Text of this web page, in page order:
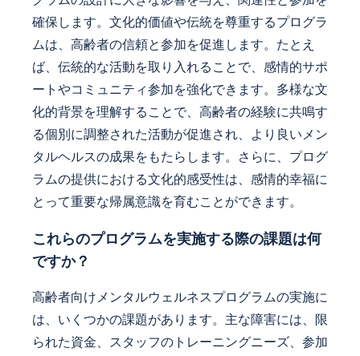
確保します。文化的価値や伝統を尊重するプログラ
ムは、高齢者の信頼と参加を促進します。たとえ
ば、伝統的な活動を取り入れることで、感情的サポ
ートやコミュニティ参加を強化できます。多様な文
化的背景を理解することで、高齢者の経験に共鳴す
る個別に調整された活動が促進され、より良いメン
タルヘルスの成果をもたらします。さらに、プログ
ラムの提供における文化的感受性は、感情的幸福に
とって重要な帰属意識を育むことができます。
これらのプログラムを実施する際の課題は何
ですか？
高齢者向けメンタルウェルネスプログラムの実施に
は、いくつかの課題があります。主な障害には、限
られた資金、スタッフのトレーニングニーズ、参加